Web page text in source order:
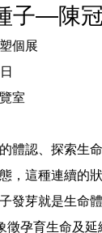
子—陳
個展
日
室
體認、探索生
，這種連續的
發芽就是生命
徵孕育生命及